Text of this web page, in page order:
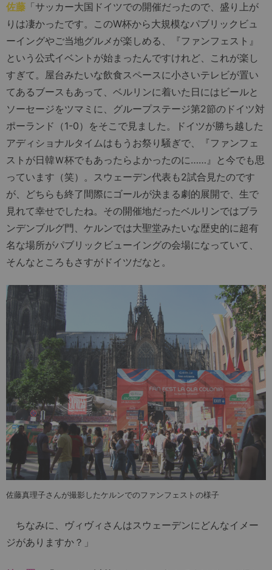
佐藤 「サッカー大国ドイツでの開催だったので、盛り上が
りは凄かったです。このW杯から大規模なパブリックビュ
ーイングやご当地グルメが楽しめる、『ファンフェスト』
という公式イベントが始まったんですけれど、これが楽し
すぎて。屋台みたいな飲食スペースに小さいテレビが置い
てあるブースもあって、ベルリンに着いた日にはビールと
ソーセージをツマミに、グループステージ第2節のドイツ対
ポーランド（1-0）をそこで見ました。ドイツが勝ち越した
アディショナルタイムはもうお祭り騒ぎで、『ファンフェ
ストが日韓Ｗ杯でもあったらよかったのに……』と今でも思
っています（笑）。スウェーデン代表も2試合見たのです
が、どちらも終了間際にゴールが決まる劇的展開で、生で
見れて幸せでしたね。その開催地だったベルリンではブラ
ンデンブルグ門、ケルンでは大聖堂みたいな歴史的に超有
名な場所がパブリックビューイングの会場になっていて、
そんなところもさすがドイツだなと。
佐藤真理子さんが撮影したケルンでのファンフェストの様子
ちなみに、ヴィヴィさんはスウェーデンにどんなイメー
ジがありますか？」